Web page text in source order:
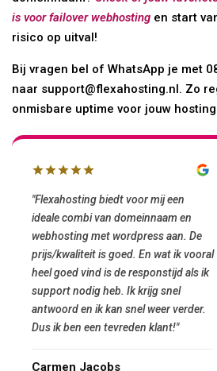
is voor failover webhosting en start
risico op uitval!
Bij vragen bel of WhatsApp je met
naar support@flexahosting.nl. Zo
onmisbare uptime voor jouw
"snelle en vriendelijke service. staat
altijd AAN (: fijne prijzen vergeleken
met de grote jongens en dus nu al blij
met de overstap!"
james van oranje